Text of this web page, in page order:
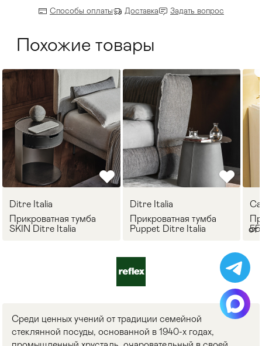
Способы оплаты Доставка Задать вопрос
Похожие товары
Ditre Italia
Прикроватная тумба
SKIN Ditre Italia
Ditre Italia
Прикроватная тумба
Puppet Ditre Italia
от
Среди ценных учений от традиции семейной
стеклянной посуды, основанной в 1940-х годах,